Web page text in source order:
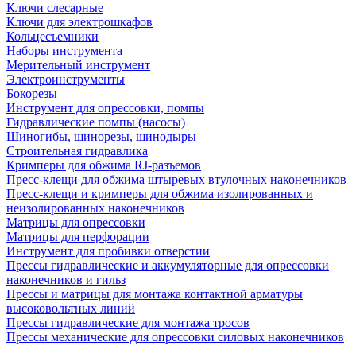
Ключи слесарные
Ключи для электрошкафов
Кольцесъемники
Наборы инструмента
Мерительный инструмент
Электроинструменты
Бокорезы
Инструмент для опрессовки, помпы
Гидравлические помпы (насосы)
Шиногибы, шинорезы, шинодыры
Строительная гидравлика
Кримперы для обжима RJ-разъемов
Пресс-клещи для обжима штыревых втулочных наконечников
Пресс-клещи и кримперы для обжима изолированных и
неизолированных наконечников
Матрицы для опрессовки
Матрицы для перфорации
Инструмент для пробивки отверстии
Прессы гидравлические и аккумуляторные для опрессовки
наконечников и гильз
Прессы и матрицы для монтажа контактной арматуры
высоковольтных линий
Прессы гидравлические для монтажа тросов
Прессы механические для опрессовки силовых наконечников